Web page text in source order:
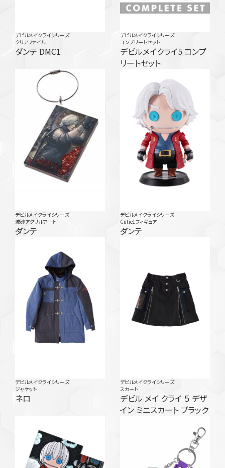
デビルメイクライシリーズ
クリアファイル
ダンテ DMC1
デビルメイクライシリーズ
コンプリートセット
デビルメイクライ5 コンプ
リートセット
デビルメイクライシリーズ
流砂アクリルアート
ダンテ
デビルメイクライシリーズ
Cutie1フィギュア
ダンテ
デビルメイクライシリーズ
ジャケット
ネロ
デビルメイクライシリーズ
スカート
デビル メイ クライ ５ デザ
イン ミニスカート ブラック